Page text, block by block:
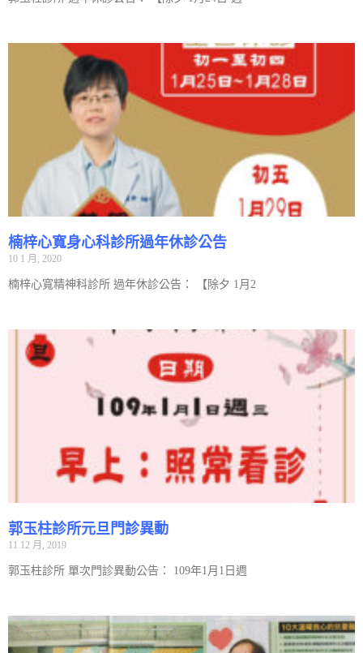
楠梓心寬身心科診所過年休診公告
10 1 月, 2020
楠梓心寬精神科診所 過年休診公告： 【除夕 1月2
郭玉柱診所元旦門診異動
11 12 月, 2019
郭玉柱診所 單次門診異動公告： 109年1月1日週